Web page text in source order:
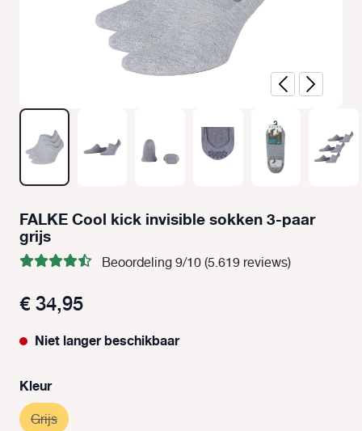
FALKE Cool kick invisible sokken 3-paar
grijs
Beoordeling 9/10 (5.619 reviews)
€ 34,95
Niet langer beschikbaar
Selecteer
Kleur
Grijs(Deze optie is momenteel niet beschikbaar.)